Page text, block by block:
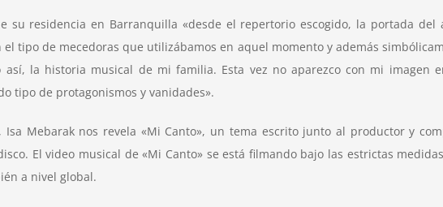
su residencia en Barranquilla «desde el repertorio escogido, la portada
tipo de mecedoras que utilizábamos en aquel momento y además
la historia musical de mi familia. Esta vez no aparezco con mi imagen
tipo de protagonismos y vanidades».
Mebarak nos revela «Mi Canto», un tema escrito junto al productor y
El video musical de «Mi Canto» se está filmando bajo las estrictas
a nivel global.